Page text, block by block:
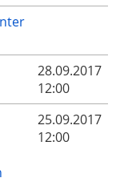
28.09.2017
12:00
25.09.2017
12:00